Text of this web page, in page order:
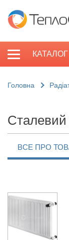
Головна
Сталевий
ВСЕ ПРО